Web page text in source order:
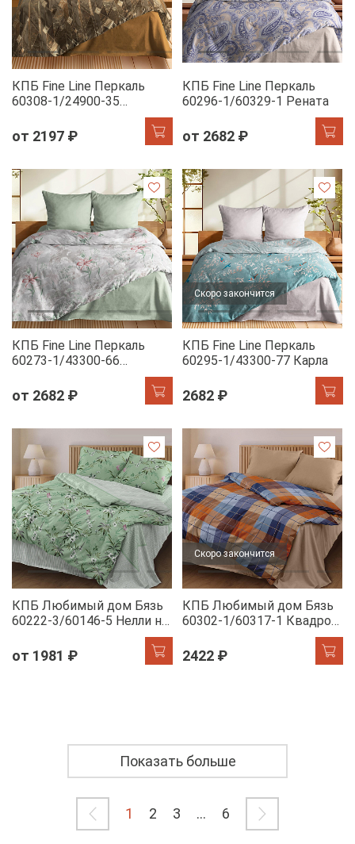
КПБ Fine Line Перкаль
60308-1/24900-35
от 2197 ₽
КПБ Fine Line Перкаль
60296-1/60329-1 Рената
от 2682 ₽
КПБ Fine Line Перкаль
60273-1/43300-66
от 2682 ₽
Скоро закончится
КПБ Fine Line Перкаль
60295-1/43300-77 Карла
2682 ₽
КПБ Любимый дом Бязь
60222-3/60146-5 Нелли н/
от 1981 ₽
Скоро закончится
КПБ Любимый дом Бязь
60302-1/60317-1 Квадро
2422 ₽
Показать больше
1 2 3 ... 6